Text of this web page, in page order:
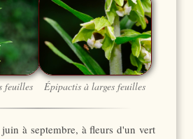
feuilles Épipactis à larges feuilles
juin à septembre, à fleurs d'un vert